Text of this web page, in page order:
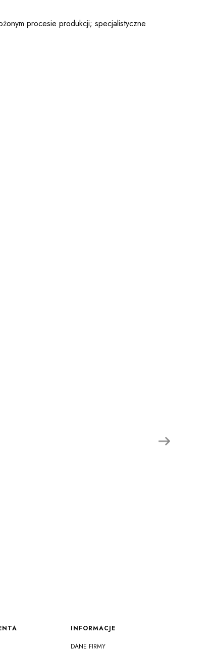
procesie produkcji; specjalistyczne
INFORMACJE
DANE FIRMY